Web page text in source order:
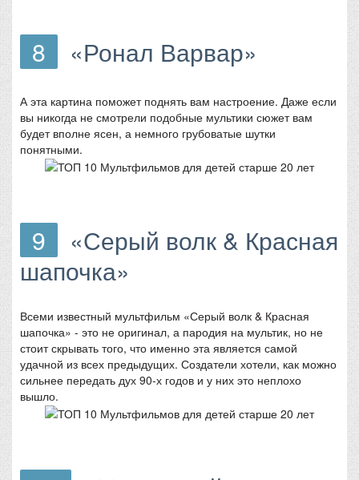
8 «Ронал Варвар»
А эта картина поможет поднять вам настроение. Даже если
вы никогда не смотрели подобные мультики сюжет вам
будет вполне ясен, а немного грубоватые шутки
понятными.
9
«Серый волк & Красная
шапочка»
Всеми известный мультфильм «Серый волк & Красная
шапочка» - это не оригинал, а пародия на мультик, но не
стоит скрывать того, что именно эта является самой
удачной из всех предыдущих. Создатели хотели, как можно
сильнее передать дух 90-х годов и у них это неплохо
вышло.